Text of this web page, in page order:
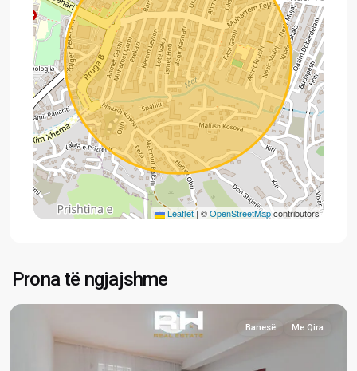
Leaflet| ©OpenStreetMapcontributors
Prona të ngjajshme
Prishtinë
Banesë Me Qira